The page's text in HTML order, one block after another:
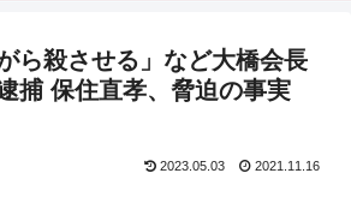
ら殺させる」など大橋会長
捕 保住直孝、脅迫の事実
2023.05.03 2021.11.16